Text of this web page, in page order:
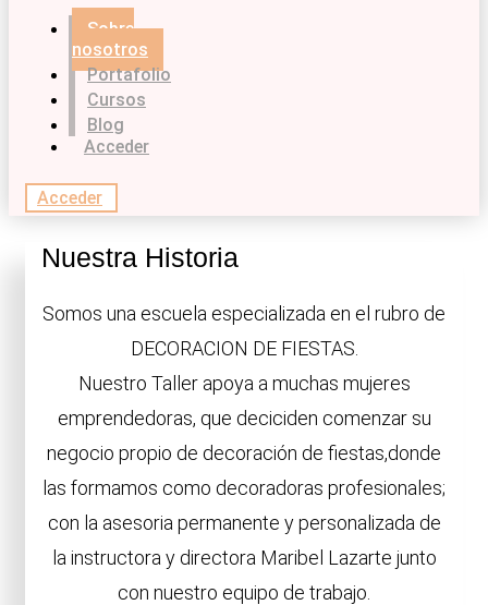
Sobre
nosotros
Portafolio
Cursos
Blog
Acceder
Acceder
Nuestra Historia
Somos una escuela especializada en el rubro de
DECORACION DE FIESTAS.
Nuestro Taller apoya a muchas mujeres
emprendedoras, que deciciden comenzar su
negocio propio de decoración de fiestas,donde
las formamos como decoradoras profesionales;
con la asesoria permanente y personalizada de
la instructora y directora Maribel Lazarte junto
con nuestro equipo de trabajo.